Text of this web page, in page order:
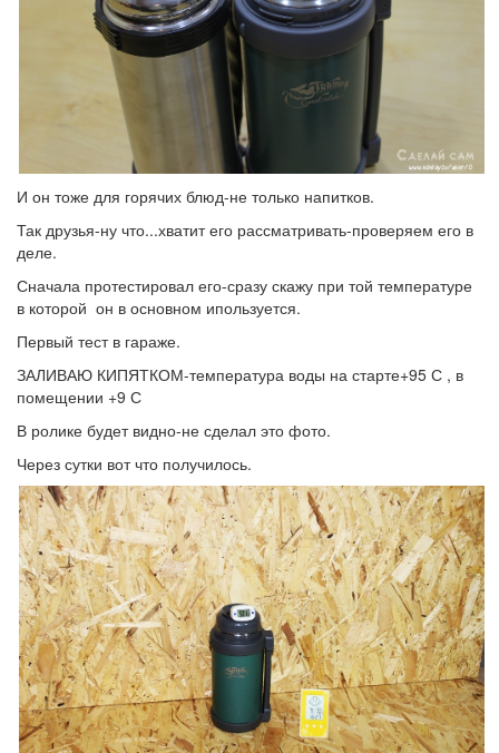
И он тоже для горячих блюд-не только напитков.
Так друзья-ну что...хватит его рассматривать-проверяем его в
деле.
Сначала протестировал его-сразу скажу при той температуре
в которой он в основном ипользуется.
Первый тест в гараже.
ЗАЛИВАЮ КИПЯТКОМ-температура воды на старте+95 С , в
помещении +9 С
В ролике будет видно-не сделал это фото.
Через сутки вот что получилось.